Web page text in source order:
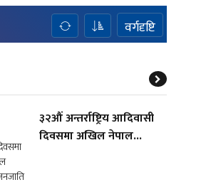
वर्गदृष्टि
३२औं अन्तर्राष्ट्रिय आदिवासी
दिवसमा अखिल नेपाल...